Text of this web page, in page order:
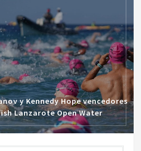
y Kennedy Hope vencedores
Lanzarote Open Water